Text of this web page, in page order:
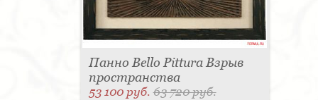
Панно Bello Pittura Взрыв
пространства
53 100 руб.63 720 руб.